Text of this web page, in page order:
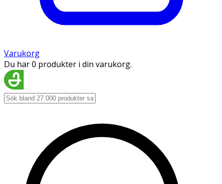
Varukorg
Du har 0 produkter i din varukorg.